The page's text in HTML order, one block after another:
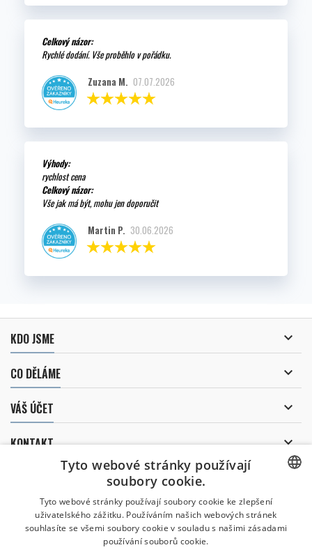
Celkový názor:
Rychlé dodání. Vše proběhlo v pořádku.
Zuzana M. 07.07.2026
Výhody:
rychlost cena
Celkový názor:
Vše jak má být, mohu jen doporučit
Martin P. 30.06.2026
KDO JSME 
CO DĚLÁME 
VÁŠ ÚČET 
KONTAKT 
ODBĚR NOVINEK
Uděluji souhlas se
zpracováním osobních údajů.
CZECH
Tyto webové stránky používají
soubory cookie.
Tyto webové stránky používají soubory cookie ke zlepšení
uživatelského zážitku. Používáním našich webových stránek
souhlasíte se všemi soubory cookie v souladu s našimi zásadami
používání souborů cookie.